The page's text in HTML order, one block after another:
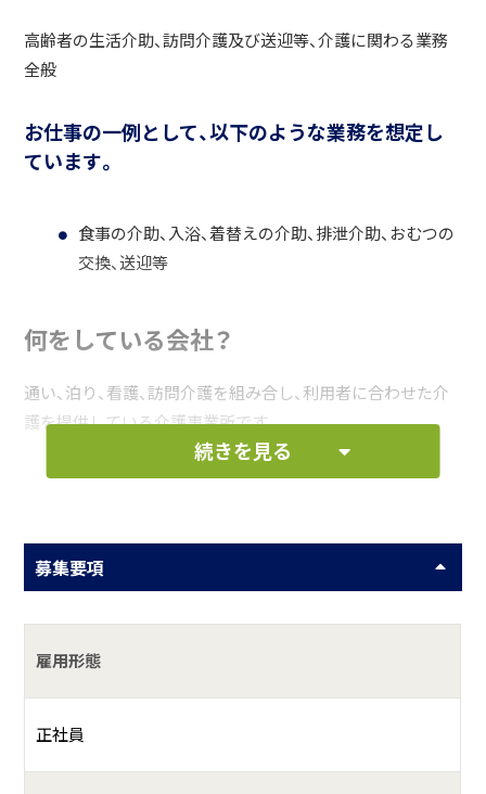
高齢者の生活介助、訪問介護及び送迎等、介護に関わる業務
全般
お仕事の一例として、以下のような業務を想定し
ています。
食事の介助、入浴、着替えの介助、排泄介助、おむつの
交換、送迎等
何をしている会社？
通い、泊り、看護、訪問介護を組み合し、利用者に合わせた介
護を提供している介護事業所です。
具体的には？
て、利用者の方に合わせた介護・看護を提供しています。ご自
合わせた看護小規模多機能型施設を、そして、終の棲家とし
てホームホスピスフローラファミリーをご利用頂いており
ます。住み慣れた地域でその人らしい人生を全うすることの
続きを見る
募集要項
雇用形態
正社員